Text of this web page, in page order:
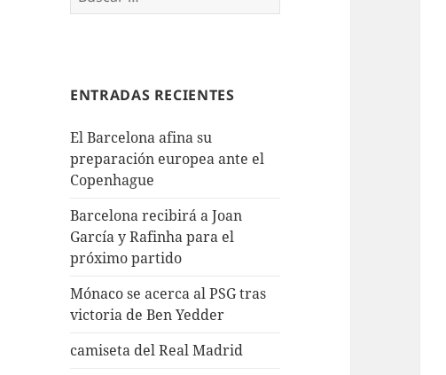
ENTRADAS RECIENTES
El Barcelona afina su
preparación europea ante el
Copenhague
Barcelona recibirá a Joan
García y Rafinha para el
próximo partido
Mónaco se acerca al PSG tras
victoria de Ben Yedder
camiseta del Real Madrid